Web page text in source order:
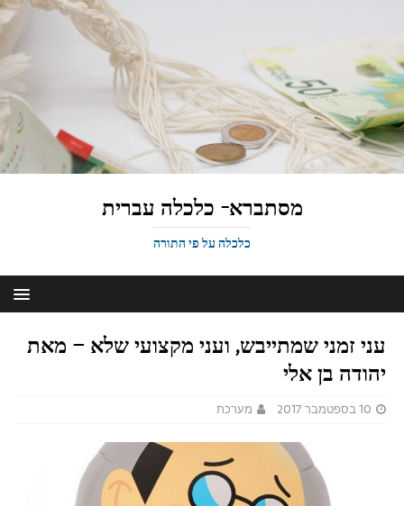
מסתברא- כלכלה עברית
כלכלה על פי התורה
עני זמני שמתייבש, ועני מקצועי שלא – מאת
יהודה בן אלי
10 בספטמבר 2017 מערכת